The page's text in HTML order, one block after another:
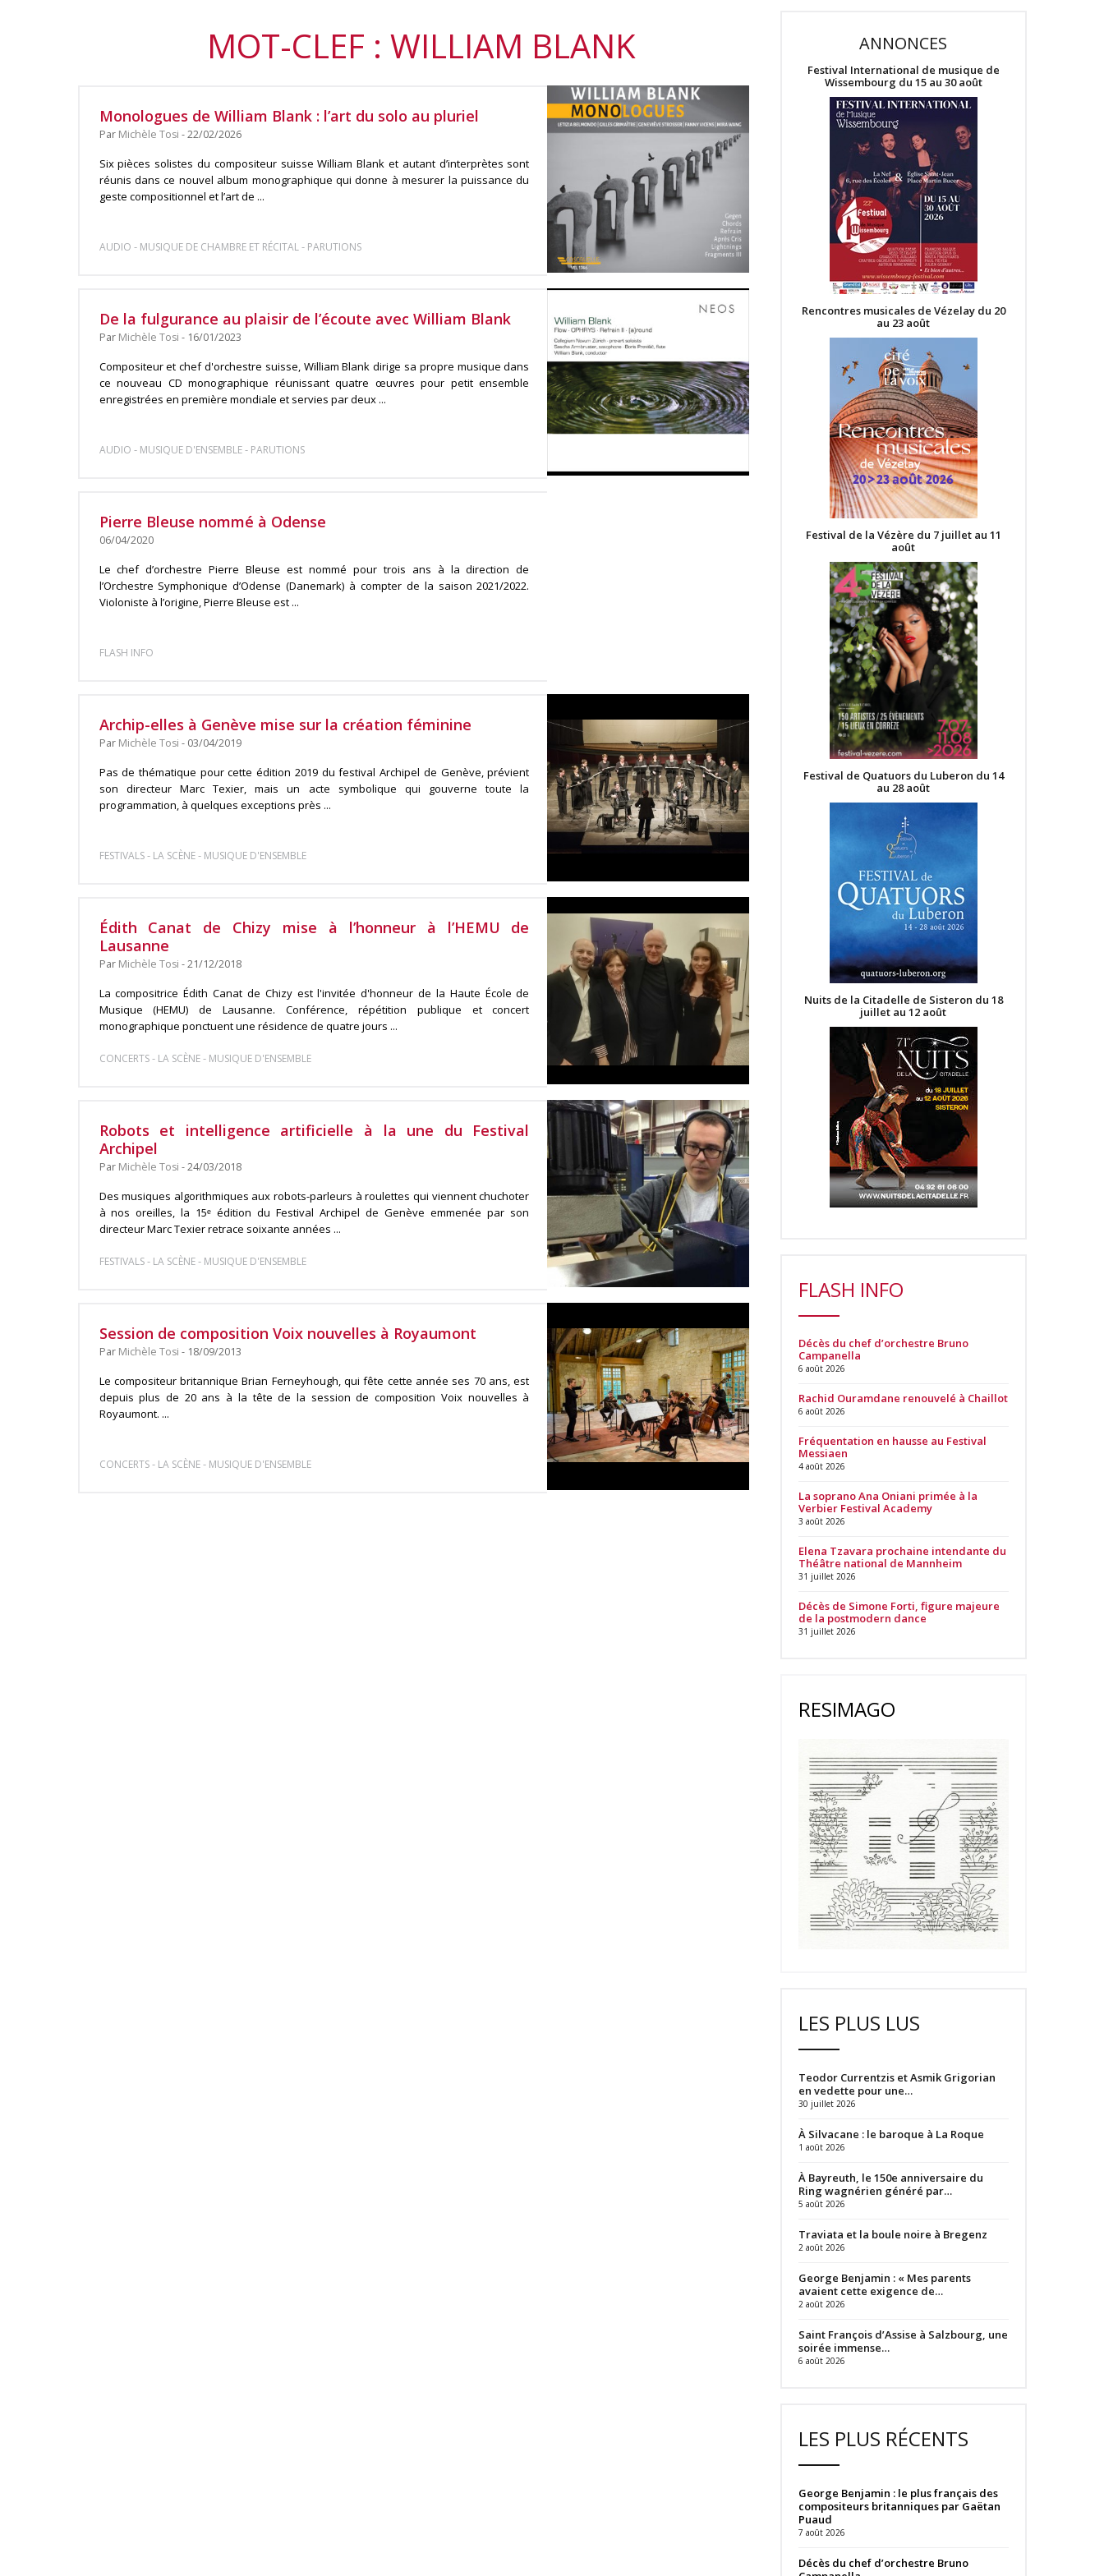
MOT-CLEF : WILLIAM BLANK
Monologues de William Blank : l’art du solo au pluriel
Par Michèle Tosi - 22/02/2026
Six pièces solistes du compositeur suisse William Blank et autant d’interprètes sont
réunis dans ce nouvel album monographique qui donne à mesurer la puissance du
geste compositionnel et l’art de ...
AUDIO - MUSIQUE DE CHAMBRE ET RÉCITAL- PARUTIONS
De la fulgurance au plaisir de l’écoute avec William Blank
Par Michèle Tosi - 16/01/2023
Compositeur et chef d'orchestre suisse, William Blank dirige sa propre musique dans
ce nouveau CD monographique réunissant quatre œuvres pour petit ensemble
enregistrées en première mondiale et servies par deux ...
AUDIO - MUSIQUE D'ENSEMBLE- PARUTIONS
Pierre Bleuse nommé à Odense
06/04/2020
Le chef d’orchestre Pierre Bleuse est nommé pour trois ans à la direction de
l’Orchestre Symphonique d’Odense (Danemark) à compter de la saison 2021/2022.
Violoniste à l’origine, Pierre Bleuse est ...
FLASH INFO
Archip-elles à Genève mise sur la création féminine
Par Michèle Tosi - 03/04/2019
Pas de thématique pour cette édition 2019 du festival Archipel de Genève, prévient
son directeur Marc Texier, mais un acte symbolique qui gouverne toute la
programmation, à quelques exceptions près ...
FESTIVALS- LA SCÈNE- MUSIQUE D'ENSEMBLE
Édith Canat de Chizy mise à l’honneur à l’HEMU de
Lausanne
Par Michèle Tosi - 21/12/2018
La compositrice Édith Canat de Chizy est l'invitée d'honneur de la Haute École de
Musique (HEMU) de Lausanne. Conférence, répétition publique et concert
monographique ponctuent une résidence de quatre jours ...
CONCERTS- LA SCÈNE- MUSIQUE D'ENSEMBLE
Robots et intelligence artificielle à la une du Festival
Archipel
Par Michèle Tosi - 24/03/2018
Des musiques algorithmiques aux robots-parleurs à roulettes qui viennent chuchoter
à nos oreilles, la 15ᵉ édition du Festival Archipel de Genève emmenée par son
directeur Marc Texier retrace soixante années ...
FESTIVALS- LA SCÈNE- MUSIQUE D'ENSEMBLE
Session de composition Voix nouvelles à Royaumont
Par Michèle Tosi - 18/09/2013
Le compositeur britannique Brian Ferneyhough, qui fête cette année ses 70 ans, est
depuis plus de 20 ans à la tête de la session de composition Voix nouvelles à
Royaumont. ...
CONCERTS- LA SCÈNE- MUSIQUE D'ENSEMBLE
ANNONCES
Festival International de musique de
Wissembourg du 15 au 30 août
Rencontres musicales de Vézelay du 20
au 23 août
Festival de la Vézère du 7 juillet au 11
août
Festival de Quatuors du Luberon du 14
au 28 août
Nuits de la Citadelle de Sisteron du 18
juillet au 12 août
FLASH INFO
Décès du chef d’orchestre Bruno
Campanella
6 août 2026
Rachid Ouramdane renouvelé à Chaillot
6 août 2026
Fréquentation en hausse au Festival
Messiaen
4 août 2026
La soprano Ana Oniani primée à la
Verbier Festival Academy
3 août 2026
Elena Tzavara prochaine intendante du
Théâtre national de Mannheim
31 juillet 2026
Décès de Simone Forti, figure majeure
de la postmodern dance
31 juillet 2026
RESIMAGO
LES PLUS LUS
Teodor Currentzis et Asmik Grigorian
en vedette pour une…
30 juillet 2026
À Silvacane : le baroque à La Roque
1 août 2026
À Bayreuth, le 150e anniversaire du
Ring wagnérien généré par…
5 août 2026
Traviata et la boule noire à Bregenz
2 août 2026
George Benjamin : « Mes parents
avaient cette exigence de…
2 août 2026
Saint François d’Assise à Salzbourg, une
soirée immense…
6 août 2026
LES PLUS RÉCENTS
George Benjamin : le plus français des
compositeurs britanniques par Gaëtan
Puaud
7 août 2026
Décès du chef d’orchestre Bruno